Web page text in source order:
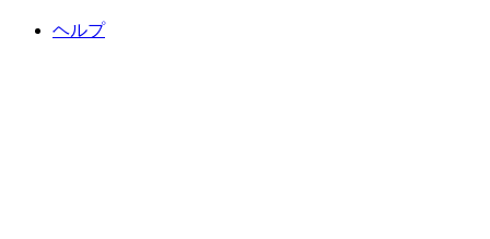
ヘルプ